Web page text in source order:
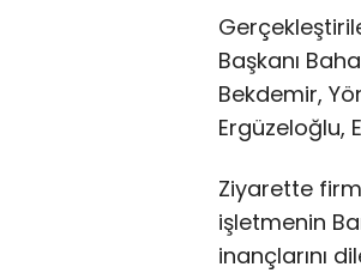
Başkanı
Bekdemir,
Ergüzeloğlu,
Ziyarette
işletmenin
inançlarını